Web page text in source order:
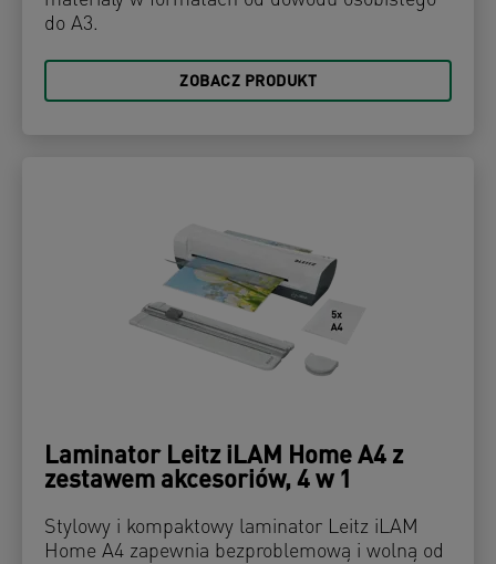
do A3.
ZOBACZ PRODUKT
Laminator Leitz iLAM Home A4 z
zestawem akcesoriów, 4 w 1
Stylowy i kompaktowy laminator Leitz iLAM
Home A4 zapewnia bezproblemową i wolną od